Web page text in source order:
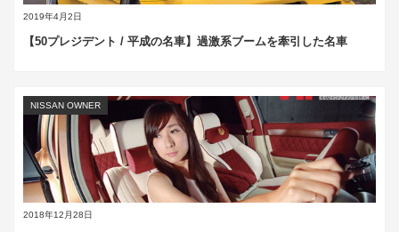
2019年4月2日
【50プレジデント / 平成の名車】過激系ブームを牽引した名車
2018年12月28日
NISSAN OWNER